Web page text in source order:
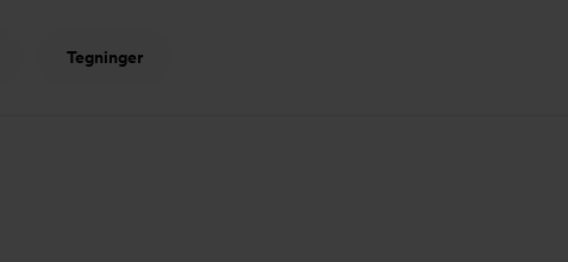
Tegninger